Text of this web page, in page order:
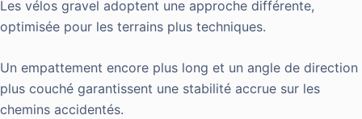
Les vélos gravel adoptent une approche différente,
optimisée pour les terrains plus techniques.
Un empattement encore plus long et un angle de direction
plus couché garantissent une stabilité accrue sur les
chemins accidentés.